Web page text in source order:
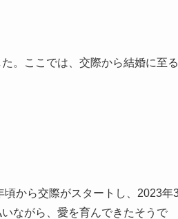
。ここでは、交際から結婚に至る
から交際がスタートし、2023年
ながら、愛を育んできたそうで